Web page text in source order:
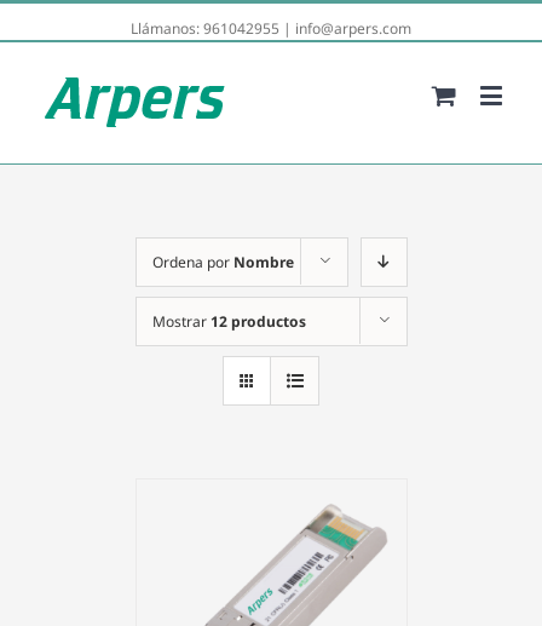
Llámanos:961042955 | info@arpers.com
Ordena por Nombre
Mostrar 12 productos